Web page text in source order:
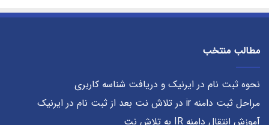
مطالب منتخب
نحوه ثبت نام در ایرنیک و دریافت شناسه کاربری
مراحل ثبت دامنه ir در تلاش نت بعد از ثبت نام در ایرنیک
آموزش انتقال دامنه IR به تلاش نت